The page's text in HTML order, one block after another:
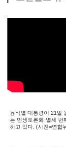
윤석열 대통령이 21일
는 민생토론회-열세 번
하고 있다. (사진=연합